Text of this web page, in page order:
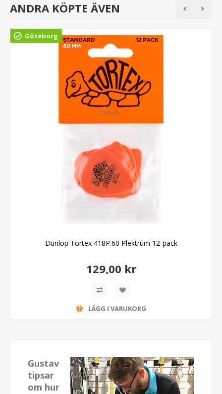
ANDRA KÖPTE ÄVEN
Göteborg
Dunlop Tortex 418P.60 Plektrum 12-pack
129,00 kr
LÄGG I VARUKORG
Gustav
tipsar
om hur